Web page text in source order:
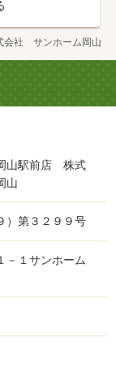
会社 サンホーム岡山
山駅前店 株式
山
）第３２９９号
－１サンホーム